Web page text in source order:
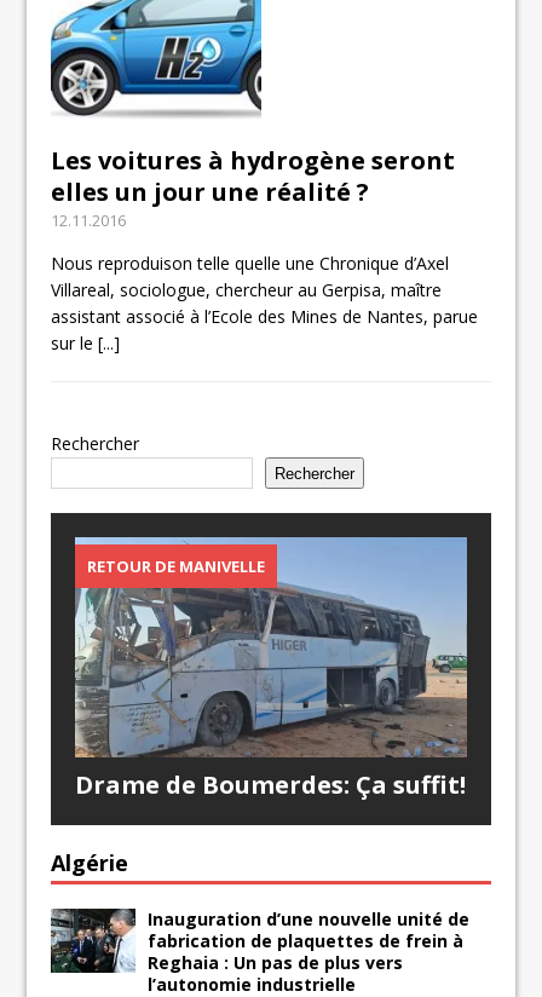
Les voitures à hydrogène seront
elles un jour une réalité ?
12.11.2016
Nous reproduison telle quelle une Chronique d’Axel
Villareal, sociologue, chercheur au Gerpisa, maître
assistant associé à l’Ecole des Mines de Nantes, parue
sur le[...]
Rechercher
Rechercher
RETOUR DE MANIVELLE
Drame de Boumerdes: Ça suffit!
Algérie
Inauguration d’une nouvelle unité de
fabrication de plaquettes de frein à
Reghaia : Un pas de plus vers
l’autonomie industrielle